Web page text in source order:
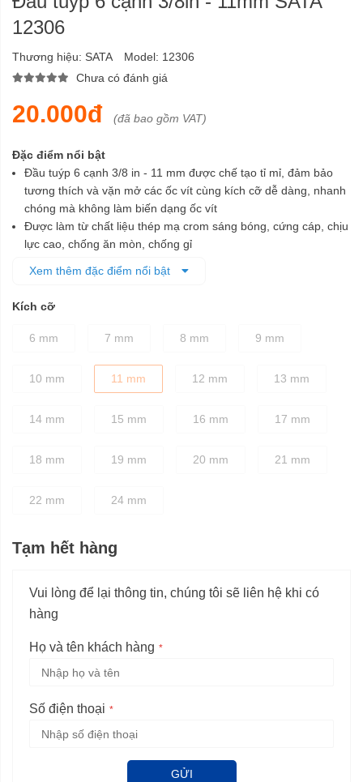
12306
Thương hiệu: SATA Model: 12306
Chưa có đánh giá
20.000đ (đã bao gồm VAT)
Đặc điểm nổi bật
Đầu tuýp 6 cạnh 3/8 in - 11 mm được chế tạo tỉ mỉ, đảm bảo
tương thích và vặn mở các ốc vít cùng kích cỡ dễ dàng, nhanh
chóng mà không làm biến dạng ốc vít
Được làm từ chất liệu thép mạ crom sáng bóng, cứng cáp, chịu
lực cao, chống ăn mòn, chống gỉ
cung cấp mô-men xoắn lớn hơn 15% -20%, giúp làm nhanh
độ bền và độ cứng chắc
Xem thêm đặc điểm nổi bật
Kích cỡ
6 mm 7 mm 8 mm 9 mm
10 mm 11 mm 12 mm 13 mm
14 mm 15 mm 16 mm 17 mm
18 mm 19 mm 20 mm 21 mm
22 mm 24 mm
Tạm hết hàng
Vui lòng để lại thông tin, chúng tôi sẽ liên hệ khi có
hàng
Họ và tên khách hàng
Số điện thoại
GỬI